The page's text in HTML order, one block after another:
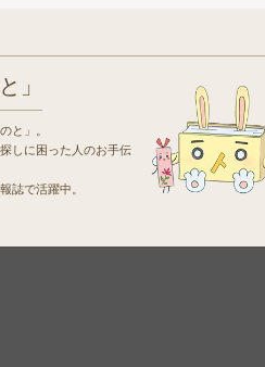
」
と」。
しに困った人のお手伝
誌で活躍中。